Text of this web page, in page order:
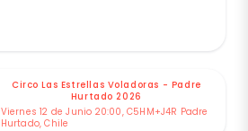
Circo Las Estrellas Voladoras - Padre
Hurtado 2026
Viernes 12 de Junio 20:00, C5HM+J4R Padre
Hurtado, Chile